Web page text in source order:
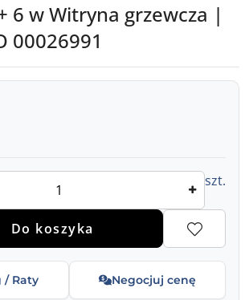
6 w Witryna grzewcza |
00026991
szt.
Do koszyka
/ Raty Negocjuj cenę